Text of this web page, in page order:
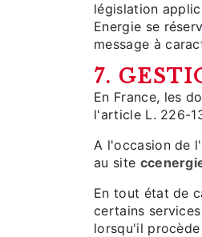
législation
Energie se
message à
7.
En France, les
l'article L. 226-
A l'occasion de
au site
En tout état de
certains
lorsqu'il